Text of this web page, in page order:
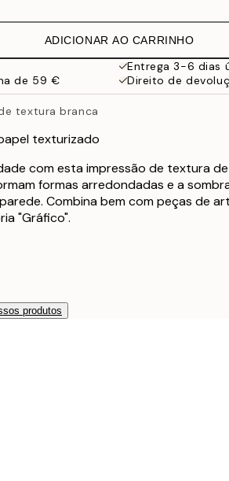
ADICIONAR AO CARRINHO
Entrega 3-6 dias
de 59 €
Direito de
textura branca
texturizado
com esta impressão de textura
formas arredondadas e a
Combina bem com peças de
"Gráfico".
produtos